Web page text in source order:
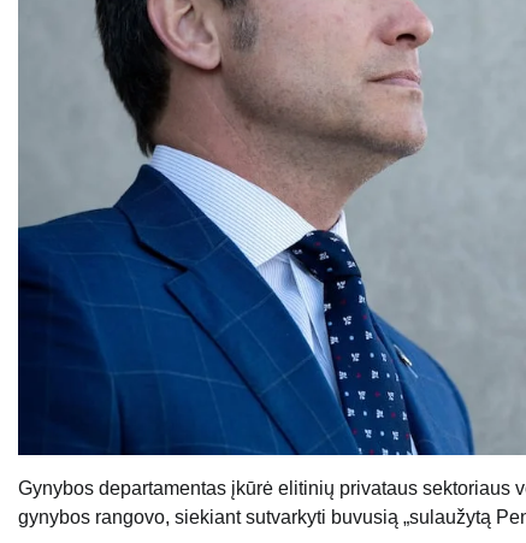
Gynybos departamentas įkūrė elitinių privataus sektoriaus
gynybos rangovo, siekiant sutvarkyti buvusią „sulaužytą